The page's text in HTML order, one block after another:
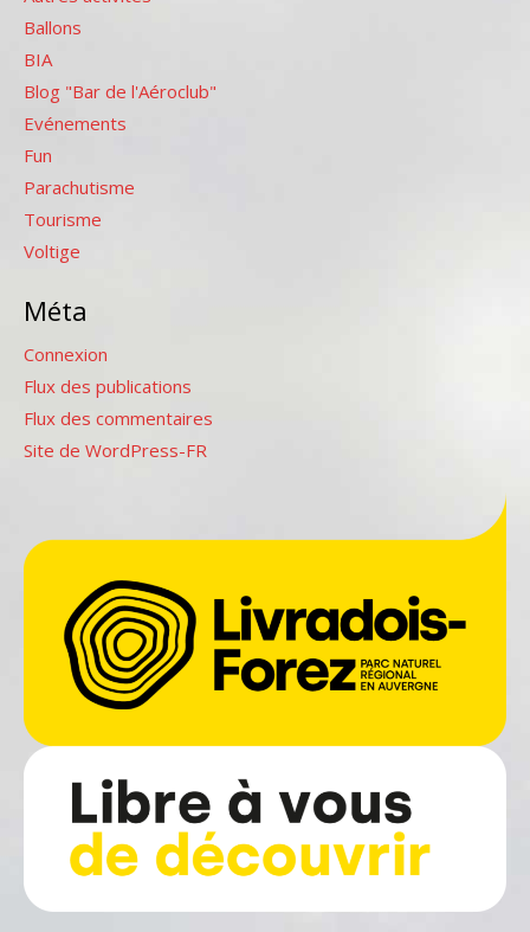
Ballons
BIA
Blog "Bar de l'Aéroclub"
Evénements
Fun
Parachutisme
Tourisme
Voltige
Méta
Connexion
Flux des publications
Flux des commentaires
Site de WordPress-FR